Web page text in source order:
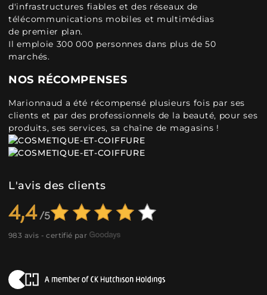
d'infrastructures fiables et des réseaux de
télécommunications mobiles et multimédias
de premier plan.
Il emploie 300 000 personnes dans plus de 50
marchés.
NOS RÉCOMPENSES
Marionnaud a été récompensé plusieurs fois par ses
clients et par des professionnels de la beauté, pour ses
produits, ses services, sa chaîne de magasins !
L'avis des clients
4,4
983 avis - certifié par